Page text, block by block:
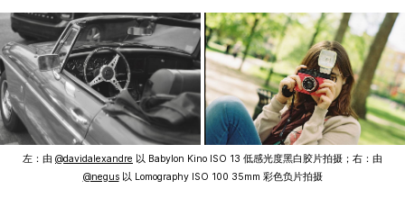
左：由 @davidalexandre 以 Babylon Kino ISO 13 低感光度黑白胶片拍摄；右：由
@negus以 Lomography ISO 100 35mm 彩色负片拍摄